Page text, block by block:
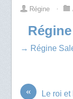
Régine ⋅
→ Régine
«
Le roi